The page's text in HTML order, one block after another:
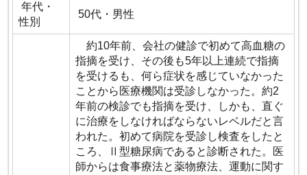
年代・
性別
50代・男性
約10年前、会社の健診で初めて高血糖の
指摘を受け、その後も5年以上連続で指摘
を受けるも、何ら症状を感じていなかった
ことから医療機関は受診しなかった。約2
年前の検診でも指摘を受け、しかも、直ぐ
に治療をしなければならないレベルだと言
われた。初めて病院を受診し検査をしたと
ころ、Ⅱ型糖尿病であると診断された。医
師からは食事療法と薬物療法、運動に関す